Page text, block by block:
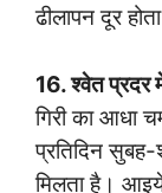
ढीलापन दूर
16. श्वेत प्रदर
गिरी का आधा
प्रतिदिन
मिलता है।